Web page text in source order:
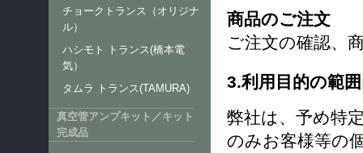
商品のご注文
ご注文の確認、
3.利用目的の範
弊社は、予め特
のみお客様等の
チョークトランス（オリジナ
ル）
ハシモト トランス(橋本電
気）
タムラ トランス(TAMURA)
真空管アンプキット／キット
完成品